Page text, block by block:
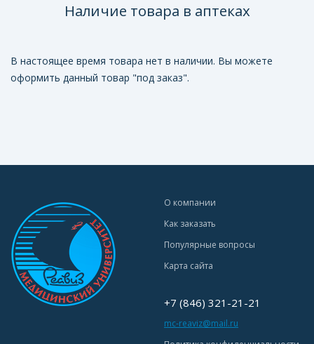
Наличие товара в аптеках
В настоящее время товара нет в наличии. Вы можете
оформить данный товар "под заказ".
О компании
Как заказать
Популярные вопросы
Карта сайта
+7 (846) 321-21-21
mc-reaviz@mail.ru